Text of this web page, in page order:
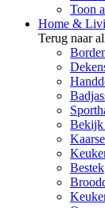
Toon
Home &
Terug naar
Bekijk
Bestek